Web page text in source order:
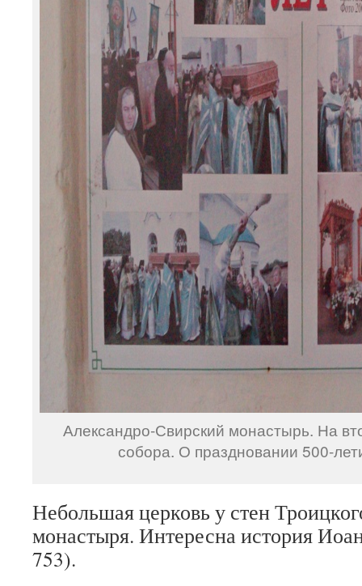
Александро-Свирский монастырь. На
собора. О праздновании 500-
Небольшая церковь у стен
монастыря. Интересна история
753).